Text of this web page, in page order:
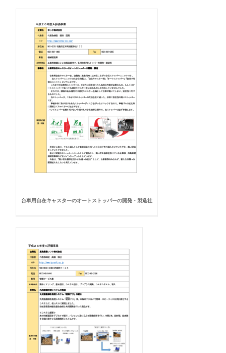
台車用自在キャスターのオートストッパーの開発・製造社